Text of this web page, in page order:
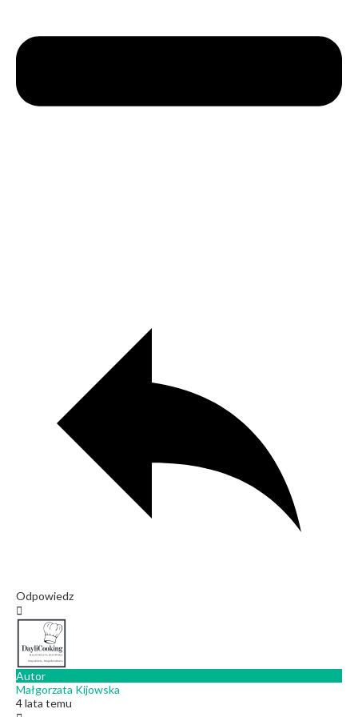
Odpowiedz
Autor
Małgorzata Kijowska
4 lata temu